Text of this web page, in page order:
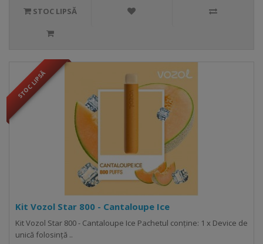
STOC LIPSĂ
STOC LIPSĂ
Kit Vozol Star 800 - Cantaloupe Ice
Kit Vozol Star 800 - Cantaloupe Ice Pachetul conține: 1 x Device de
unică folosință ..